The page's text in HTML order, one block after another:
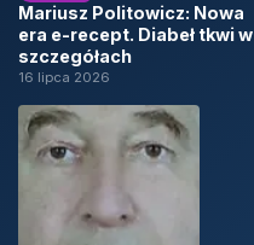
Mariusz Politowicz: Nowa
era e-recept. Diabeł tkwi w
szczegółach
16 lipca 2026